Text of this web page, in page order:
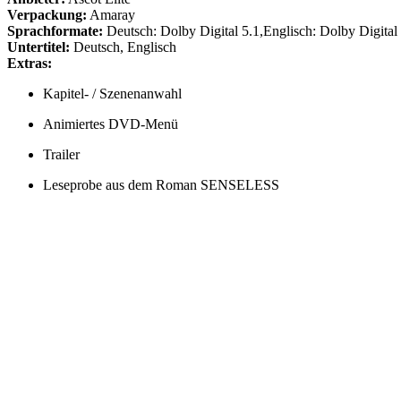
Verpackung: Amaray
Sprachformate: Deutsch: Dolby Digital 5.1,Englisch: Dolby Digital
Untertitel: Deutsch, Englisch
Extras:
Kapitel- / Szenenanwahl
Animiertes DVD-Menü
Trailer
Leseprobe aus dem Roman SENSELESS